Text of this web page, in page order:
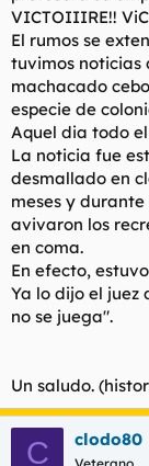
VICTOIIIRE!!
El rumos se
tuvimos noticias
machacado
especie de
Aquel dia todo
La noticia fue
desmallado en
meses y
avivaron los
en coma.
En efecto,
Ya lo dijo el juez
no se juega".
Un saludo.
C clodo80
Veterano